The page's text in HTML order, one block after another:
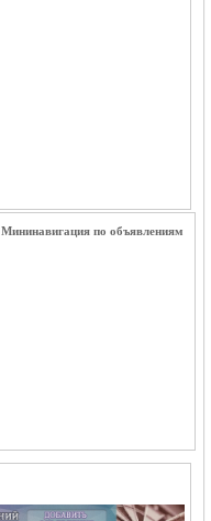
Мининавигация по объявлениям